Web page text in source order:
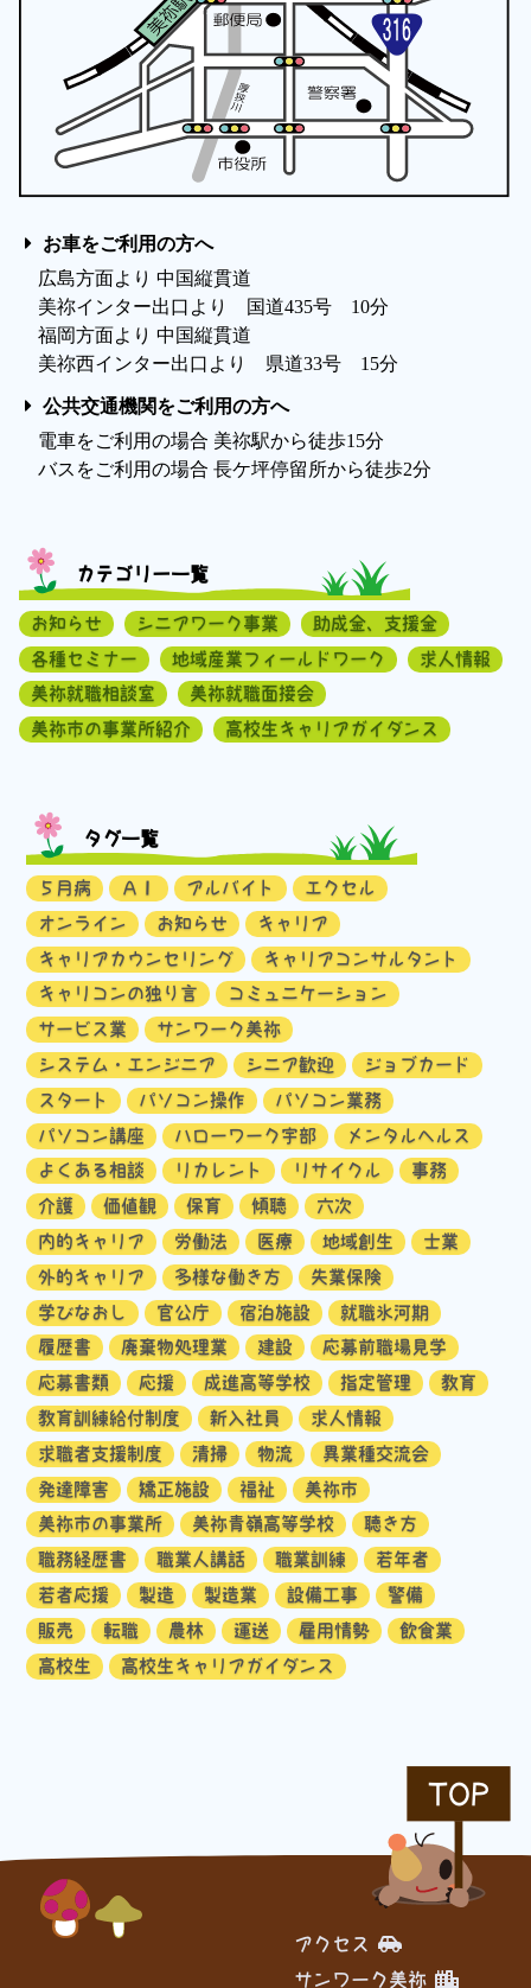
お車をご利用の方へ
広島方面より 中国縦貫道
美祢インター出口より 国道435号 10分
福岡方面より 中国縦貫道
美祢西インター出口より 県道33号 15分
公共交通機関をご利用の方へ
電車をご利用の場合 美祢駅から徒歩15分
バスをご利用の場合 長ケ坪停留所から徒歩2分
カテゴリー一覧
お知らせ シニアワーク事業
助成金、支援金
各種セミナー
地域産業フィールドワーク
求人情報
美祢就職相談室
美祢就職面接会
美祢市の事業所紹介
高校生キャリアガイダンス
タグ一覧
５月病 ＡＩ アルバイト
エクセル
オンライン
お知らせ
キャリア
キャリアカウンセリング
キャリアコンサルタント
キャリコンの独り言
コミュニケーション
サービス業
サンワーク美祢
システム・エンジニア
シニア歓迎
ジョブカード
スタート
パソコン操作
パソコン業務
パソコン講座
ハローワーク宇部
メンタルヘルス
よくある相談
リカレント リサイクル
事務
介護
価値観 保育 傾聴
六次
内的キャリア
労働法 医療 地域創生
士業
外的キャリア
多様な働き方
失業保険
学びなおし
官公庁 宿泊施設
就職氷河期
履歴書
廃棄物処理業 建設
応募前職場見学
応募書類
応援 成進高等学校 指定管理
教育
教育訓練給付制度
新入社員
求人情報
求職者支援制度
清掃 物流
異業種交流会
発達障害
矯正施設 福祉
美祢市
美祢市の事業所
美祢青嶺高等学校
聴き方
職務経歴書
職業人講話 職業訓練
若年者
若者応援
製造 製造業 設備工事
警備
販売
転職 農林 運送 雇用情勢
飲食業
高校生
高校生キャリアガイダンス
TOP
アクセス
サンワーク美祢